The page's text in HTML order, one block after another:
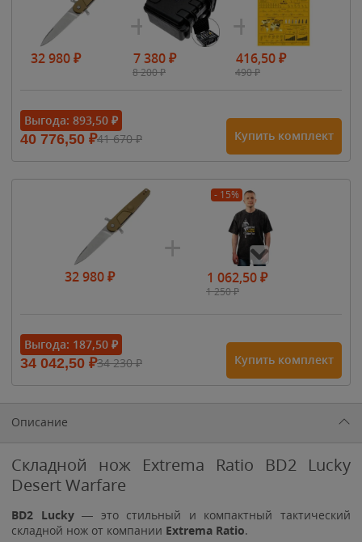
32 980₽ 7 380₽
8 200₽
416,50₽
490₽
Выгода: 893,50 ₽
40 776,50 ₽41 670₽ Купить комплект
32 980₽
- 15%
1 062,50₽
1 250₽
1 615₽
1 900₽1 900₽
Выгода: 187,50 ₽
34 042,50 ₽34 230₽ Купить комплект
Описание
Складной нож Extrema Ratio BD2 Lucky
Desert Warfare
BD2 Lucky— это стильный и компактный тактический
складной нож от компании Extrema Ratio.